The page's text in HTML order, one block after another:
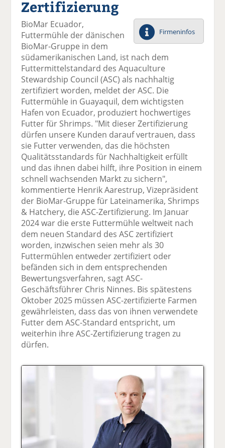
uf
F
ac
e
b
o
o
k
te
il
e
n
wi
tt
er
n
uf
Li
n
di
te
il
e
n
er
E
m
n
d
e
ck
e
Zertifizierung
Firmeninfos
BioMar Ecuador,
Futtermühle der dänischen
BioMar-Gruppe in dem
südamerikanischen Land, ist nach dem
Futtermittelstandard des Aquaculture
Stewardship Council (ASC) als nachhaltig
zertifiziert worden, meldet der ASC. Die
Futtermühle in Guayaquil, dem wichtigsten
Hafen von Ecuador, produziert hochwertiges
Futter für Shrimps. "Mit dieser Zertifizierung
dürfen unsere Kunden darauf vertrauen, dass
sie Futter verwenden, das die höchsten
Qualitätsstandards für Nachhaltigkeit erfüllt
und das ihnen dabei hilft, ihre Position in einem
schnell wachsenden Markt zu sichern",
kommentierte Henrik Aarestrup, Vizepräsident
der BioMar-Gruppe für Lateinamerika, Shrimps
& Hatchery, die ASC-Zertifizierung. Im Januar
2024 war die erste Futtermühle weltweit nach
dem neuen Standard des ASC zertifiziert
worden, inzwischen seien mehr als 30
Futtermühlen entweder zertifiziert oder
befänden sich in dem entsprechenden
Bewertungsverfahren, sagt ASC-
Geschäftsführer Chris Ninnes. Bis spätestens
Oktober 2025 müssen ASC-zertifizierte Farmen
gewährleisten, dass das von ihnen verwendete
Futter dem ASC-Standard entspricht, um
weiterhin ihre ASC-Zertifizierung tragen zu
dürfen.